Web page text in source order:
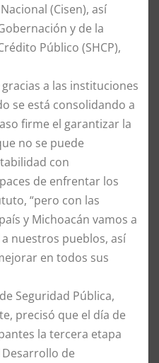
(Cisen), así
y de la
Público (SHCP),
a las instituciones
se está consolidando a
firme el garantizar la
no se puede
con
de enfrentar los
“pero con las
y Michoacán vamos a
nuestros pueblos, así
en todos sus
Seguridad Pública,
precisó que el día de
la tercera etapa
de